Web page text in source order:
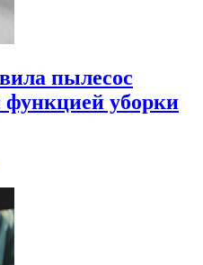
пылесос
функцией уборки